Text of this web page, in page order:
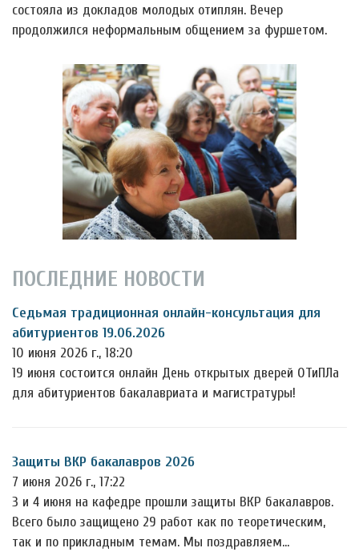
состояла из докладов молодых отиплян. Вечер
продолжился неформальным общением за фуршетом.
ПОСЛЕДНИЕ НОВОСТИ
Седьмая традиционная онлайн-консультация для
абитуриентов 19.06.2026
10 июня 2026 г., 18:20
19 июня состоится онлайн День открытых дверей ОТиПЛа
для абитуриентов бакалавриата и магистратуры!
Защиты ВКР бакалавров 2026
7 июня 2026 г., 17:22
3 и 4 июня на кафедре прошли защиты ВКР бакалавров.
Всего было защищено 29 работ как по теоретическим,
так и по прикладным темам. Мы поздравляем…